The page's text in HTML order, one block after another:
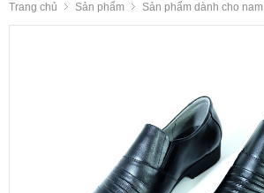
Trang chủ Sản phẩm Sản phẩm dành cho nam